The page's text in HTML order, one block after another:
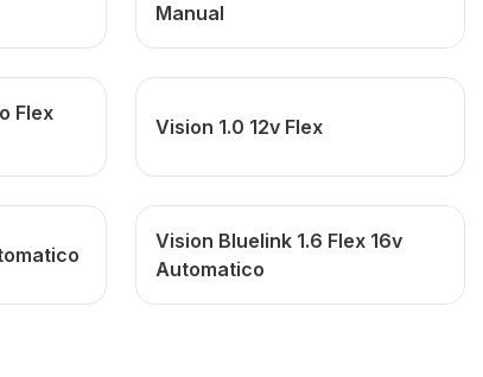
Manual
Flex
Vision 1.0 12v Flex
Vision Bluelink 1.6 Flex 16v
Automatico